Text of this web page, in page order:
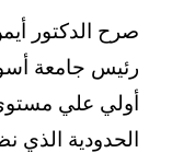
صرح الدكتور
رئيس جامعة
أولي علي
الحدودية